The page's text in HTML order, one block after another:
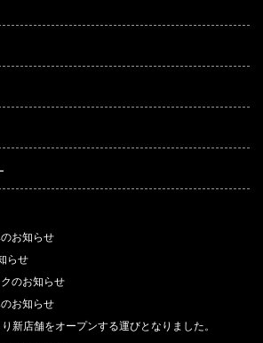
お知らせ
らせ
のお知らせ
お知らせ
新店舗をオープンする運びとなりました。